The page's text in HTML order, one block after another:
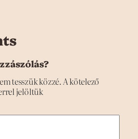
tesszük közzé. A kötelező
jelöltük